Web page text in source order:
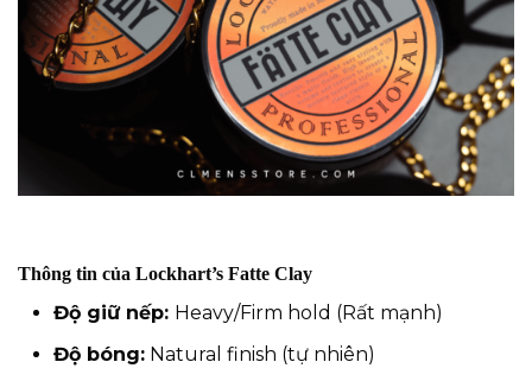
Thông tin của Lockhart’s Fatte Clay
Độ giữ nếp: Heavy/Firm hold (Rất mạnh)
Độ bóng: Natural finish (tự nhiên)